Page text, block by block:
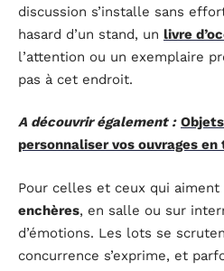
discussion s’installe sans
hasard d’un stand, un livre
l’attention ou un exemplaire
pas à cet endroit.
A découvrir également :
personnaliser vos ouvrages
Pour celles et ceux qui
enchères, en salle ou sur
d’émotions. Les lots se
concurrence s’exprime, et